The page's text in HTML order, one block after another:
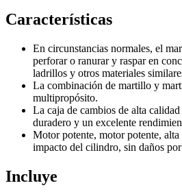
Características
En circunstancias normales, el
perforar o ranurar y raspar en
ladrillos y otros materiales
La combinación de martillo y
multipropósito.
La caja de cambios de alta
duradero y un excelente
Motor potente, motor potente,
impacto del cilindro, sin daños
Incluye